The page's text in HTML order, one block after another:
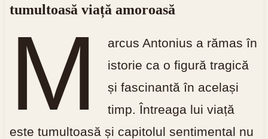
tumultoasă viață amoroasă
M
arcus Antonius a rămas în
istorie ca o figură tragică
și fascinantă în același
timp. Întreaga lui viață
este tumultoasă și capitolul sentimental nu